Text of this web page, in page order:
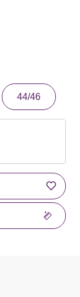
44/46